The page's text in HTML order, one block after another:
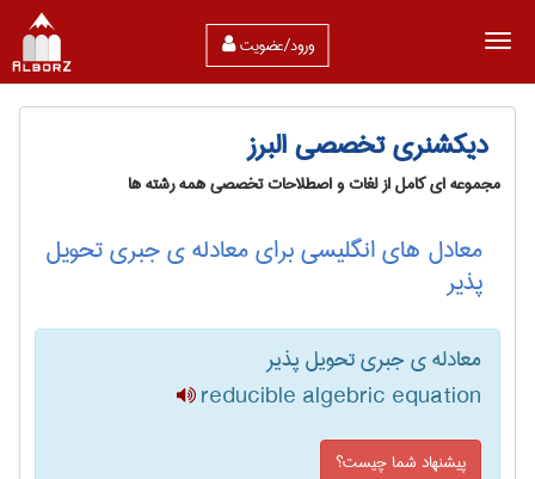
ورود/عضویت
دیکشنری تخصصی البرز
مجموعه ای کامل از لغات و اصطلاحات تخصصی همه رشته ها
معادل های انگلیسی برای معادله ی جبری تحویل
پذیر
معادله ی جبری تحویل پذیر
reducible algebric equation
پیشنهاد شما چیست؟